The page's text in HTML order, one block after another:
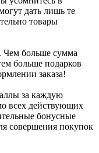
дать лишь те
товары
Чем больше сумма
больше подарков
заказа!
за каждую
всех действующих
бонусные
совершения покупок